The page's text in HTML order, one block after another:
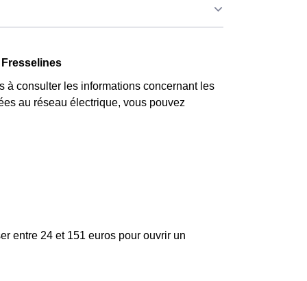
Ce tarif est proposé par la plupart
💡🏠
tandis que les autres jours de l'année,
à consulter les informations concernant les
au réseau électrique, vous pouvez
entre 24 et 151 euros pour ouvrir un